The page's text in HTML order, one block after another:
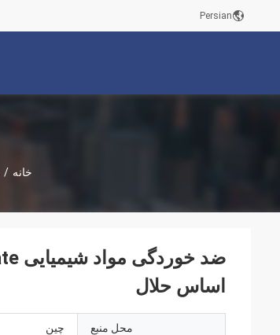
Persian
خانه /
اساس حلال
محل منبع چين